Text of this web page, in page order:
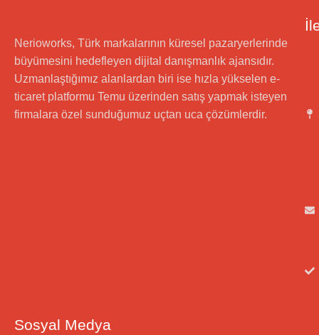
Nerioworks, Türk markalarının küresel pazaryerlerinde
büyümesini hedefleyen dijital danışmanlık ajansıdır.
Uzmanlaştığımız alanlardan biri ise hızla yükselen e-
ticaret platformu Temu üzerinden satış yapmak isteyen
firmalara özel sunduğumuz uçtan uca çözümlerdir.
Sosyal Medya